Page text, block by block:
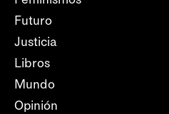
Futuro
Justicia
Libros
Mundo
Opinión